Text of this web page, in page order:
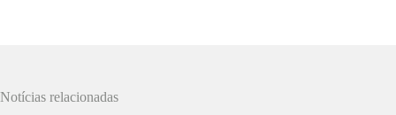
Notícias relacionadas